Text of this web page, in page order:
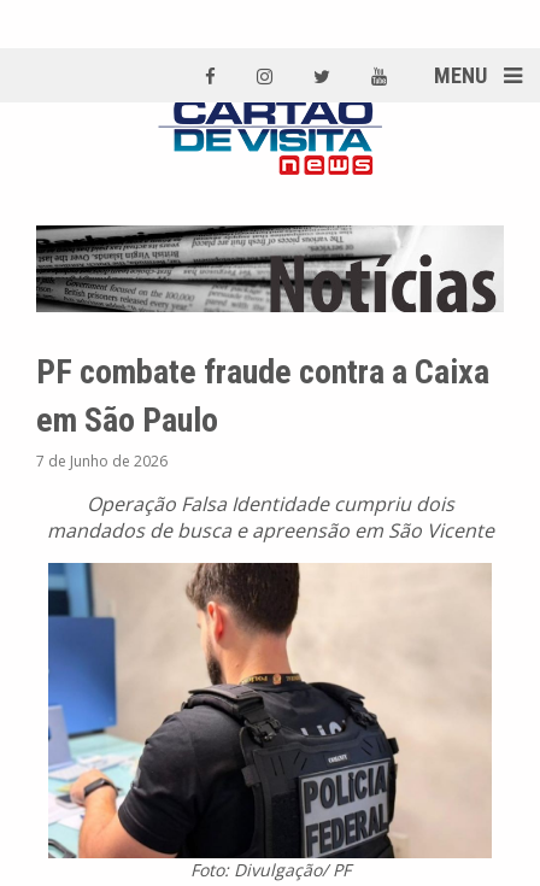
MENU
PF combate fraude contra a Caixa
em São Paulo
7 de Junho de 2026
Operação Falsa Identidade cumpriu dois
mandados de busca e apreensão em São Vicente
Foto: Divulgação/ PF